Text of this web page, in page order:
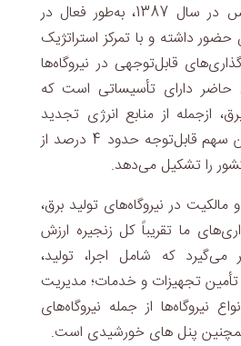
PEDC از زمان تأسیس در سال 1387، به‌طور فعال در
داشته و با تمرکز استراتژیک
قابل‌توجهی در نیروگاه‌ها
حاضر دارای تأسیساتی است که
برق، ازجمله از منابع انرژی تجدید
پذیر، تولید می‌کند. این سهم قابل‌توجه حدود 4 درصد از
را تشکیل می‌دهد.
مالکیت در نیروگاه‌های تولید برق،
ما تقریباً کل زنجیره ارزش
که شامل اجرا، تولید،
تأمین تجهیزات و خدمات؛ مدیریت
نیروگاه‌ها از جمله نیروگاه‌های
همچنین پنل های خورشیدی است.